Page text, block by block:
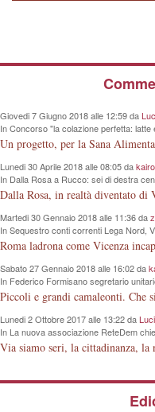
Giovedi 7 Giugno 2018 alle 12:59 da
In Concorso "la colazione perfetta:
iPad Primaria "G. Rodari" e altre 4
Lunedi 30 Aprile 2018 alle 08:05 da
In Dalla Rosa a Rucco: sei di destra
centro!
Dalla Rosa, in realtà diventato di
Martedi 30 Gennaio 2018 alle 11:36 da
In Sequestro conti correnti Lega Nord,
un modo sbagliato di intendere la
Sabato 27 Gennaio 2018 alle 16:02 da
In Federico Formisano segretario
Dalla Rosa, ora lo accompagnerà per
Piccoli e grandi camaleonti. Che
Lunedi 2 Ottobre 2017 alle 13:22 da
In La nuova associazione ReteDem